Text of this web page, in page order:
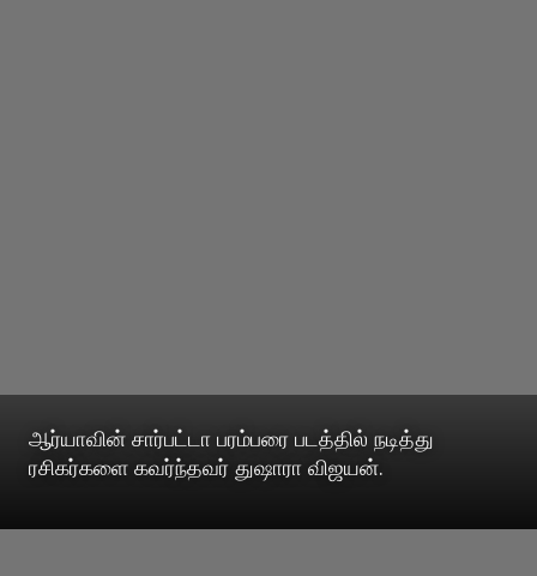
ஆர்யாவின் சார்பட்டா பரம்பரை படத்தில் நடித்து
ரசிகர்களை கவர்ந்தவர் துஷாரா விஜயன்.